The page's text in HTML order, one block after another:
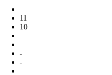
11
10
-
-